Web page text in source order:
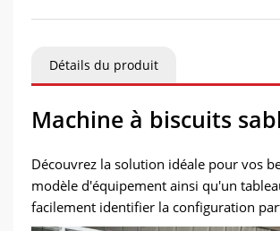
Détails du produit
Machine à biscuits
Découvrez la solution idéale pour vos
modèle d'équipement ainsi qu'un
facilement identifier la configuration